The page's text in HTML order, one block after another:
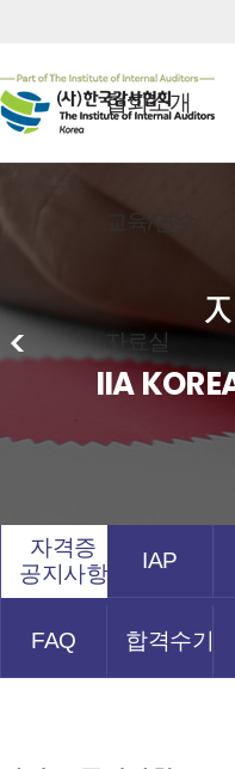
협회소개
교육/연수
자료실
IIA
<
자격증
공지사항
IAP
FAQ
합격수기